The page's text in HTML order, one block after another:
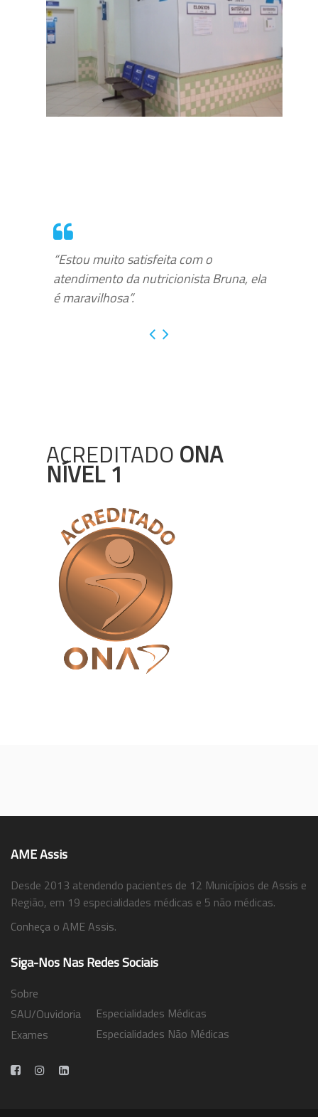
“Estou muito satisfeita com o
atendimento da nutricionista Bruna, ela
é maravilhosa”.
ACREDITADO ONA
NÍVEL 1
AME Assis
Desde 2013 atendendo pacientes de 12 Municípios de Assis e
Região, em 19 especialidades médicas e 5 não médicas.
Conheça o AME Assis.
Siga-Nos Nas Redes Sociais
Sobre
SAU/Ouvidoria
Exames
Especialidades Médicas
Especialidades Não Médicas